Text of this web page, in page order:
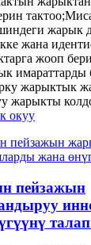
жарык
жана
жооп
имараттарды
жарыктык
жарыкты
окуу
пейзажын